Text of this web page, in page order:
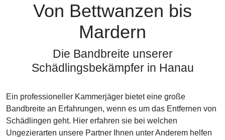
Von Bettwanzen bis
Mardern
Die Bandbreite unserer
Schädlingsbekämpfer in Hanau
Ein professioneller Kammerjäger bietet eine große
Bandbreite an Erfahrungen, wenn es um das Entfernen von
Schädlingen geht. Hier erfahren sie bei welchen
Ungezierarten unsere Partner Ihnen unter Anderem helfen